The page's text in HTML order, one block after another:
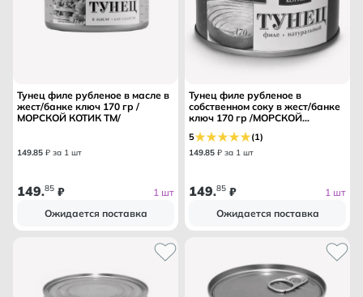
Тунец филе рубленое в масле в
жест/банке ключ 170 гр /
МОРСКОЙ КОТИК ТМ/
149.85 ₽ за 1 шт
149.85 ₽
1 шт
Ожидается поставка
Тунец филе рубленое в
собственном соку в жест/банке
ключ 170 гр /МОРСКОЙ
КОТИКТМ/
5 (1)
149.85 ₽ за 1 шт
149.85 ₽
1 шт
Ожидается поставка